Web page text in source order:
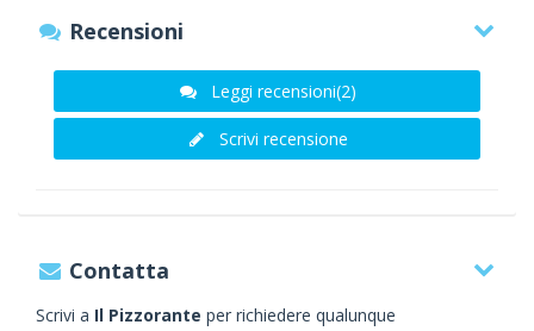
Recensioni
Leggi recensioni(2)
Scrivi recensione
Contatta
Scrivi a Il Pizzorante per richiedere qualunque